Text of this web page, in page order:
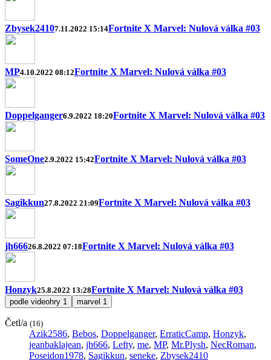
Zbysek24107.11.2022 15:14Fortnite X Marvel: Nulová válka #03
MP4.10.2022 08:12Fortnite X Marvel: Nulová válka #03
Doppelganger6.9.2022 18:20Fortnite X Marvel: Nulová válka #03
SomeOne2.9.2022 15:42Fortnite X Marvel: Nulová válka #03
Sagikkun27.8.2022 21:09Fortnite X Marvel: Nulová válka #03
jh66626.8.2022 07:18Fortnite X Marvel: Nulová válka #03
Honzyk25.8.2022 13:28Fortnite X Marvel: Nulová válka #03
podle videohry 1 marvel 1
Četl/a (16)
Azik2586, Bebos, Doppelganger, ErraticCamp, Honzyk,
jeanbaklajean, jh666, Lefty, me, MP, Mr.Plysh, NecRoman,
Poseidon1978, Sagikkun, seneke, Zbysek2410